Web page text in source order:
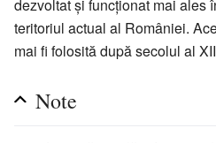
dezvoltat și funcționat mai ales
teritoriul actual al României.
mai fi folosită după secolul al
Note